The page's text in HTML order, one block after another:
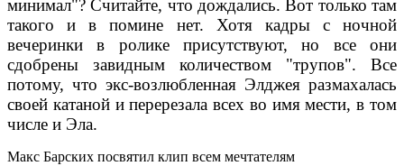
минимал"? Считайте, что дождались. Вот только там
такого и в помине нет. Хотя кадры с ночной
вечеринки в ролике присутствуют, но все они
сдобрены завидным количеством "трупов". Все
потому, что экс-возлюбленная Элджея размахалась
своей катаной и перерезала всех во имя мести, в том
числе и Эла.
Макс Барских посвятил клип всем мечтателям